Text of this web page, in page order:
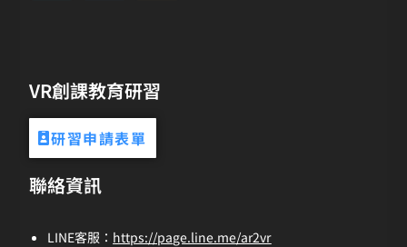
VR創課教育研習
研習申請表單
聯絡資訊
LINE客服： https://page.line.me/ar2vr